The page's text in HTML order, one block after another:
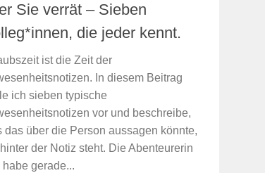
Sie verrät – Sieben
die jeder kennt.
ist die Zeit der
In diesem Beitrag
ich sieben typische
vor und beschreibe,
das über die Person aussagen könnte,
der Notiz steht. Die Abenteurerin
habe gerade...